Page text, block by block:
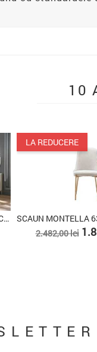
10
STOC, SET (2...
LA REDUCERE
Pret
3.918,00 leiPret